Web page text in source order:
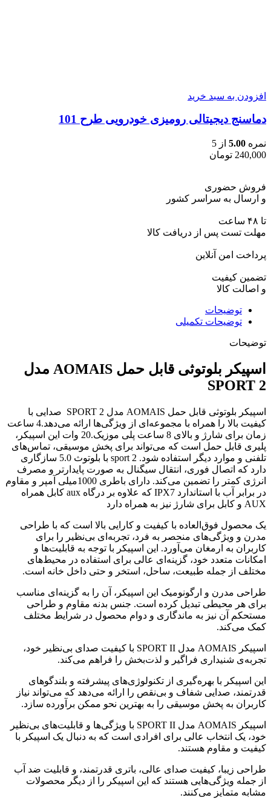
افزودن به سبد خرید
دماسنج دیجیتالی رومیزی خودرویی طرح 101
نمره 5.00 از 5
240,000 تومان
فروش حضوری
و ارسال به سراسر کشور
تا ۴۸ ساعت
مهلت تست پس از دریافت کالا
پرداخت امن آنلاین
تضمین کیفیت
و اصالت کالا
توضیحات
توضیحات تکمیلی
توضیحات
اسپیکر بلوتوثی قابل حمل AOMAIS مدل
SPORT 2
اسپیکر بلوتوثی قابل حمل AOMAIS مدل SPORT 2 صدایی با
کیفیت بالا را همراه با مجموعه‌ای از ویژگی‌ها ارائه می‌دهد.4 ساعت
زمان برای شارژ و بالای 8 ساعت پلی موزیک.20 وات این اسپیکر،
پلیری قابل حمل است که می‌تواند برای پخش موسیقی، تماس‌های
تلفنی و موارد دیگر استفاده شود. sport 2 با بلوتوث 5.0 سازگاری
دارد که اتصال فوری، انتقال سیگنال به صورت پایدارتر و مصرف
انرژی کمتر را تضمین می‌کند. دارای باطری 1000میلی آمپر و مقاوم
در برابر آب با استاندارد IPX7 که علاوه بر درگاه aux کابل همراه
AUX و کابل برای شارژ نیز به همراه دارد
یک محصول فوق‌العاده با کیفیت و کارایی بالا است که با طراحی
مدرن و ویژگی‌های منحصر به فرد، تجربه‌ای بی‌نظیر را برای
کاربران به ارمغان می‌آورد. این اسپیکر با توجه به قابلیت‌ها و
امکانات متعدد خود، گزینه‌ای عالی برای استفاده در محیط‌های
مختلف از جمله طبیعت، ساحل، استخر و حتی داخل خانه است.
طراحی مدرن و ارگونومیک این اسپیکر، آن را به گزینه‌ای مناسب
برای هر محیطی تبدیل کرده است. جنس بدنه مقاوم و طراحی
مستحکم آن نیز به ماندگاری و دوام محصول در شرایط مختلف
کمک می‌کند.
اسپیکر AOMAIS مدل SPORT II با کیفیت صدای بی‌نظیر خود،
تجربه‌ی شنیداری فراگیر و لذت‌بخش را فراهم می‌کند.
این اسپیکر با بهره‌گیری از تکنولوژی‌های پیشرفته و بلندگوهای
قدرتمند، صدایی شفاف و بی‌نقص را ارائه می‌دهد که می‌تواند نیاز
کاربران به پخش موسیقی را به بهترین نحو ممکن برآورده سازد.
اسپیکر AOMAIS مدل SPORT II با ویژگی‌ها و قابلیت‌های بی‌نظیر
خود، یک انتخاب عالی برای افرادی است که به دنبال یک اسپیکر با
کیفیت و مقاوم هستند.
طراحی زیبا، کیفیت صدای عالی، باتری قدرتمند، و قابلیت ضد آب
از جمله ویژگی‌هایی هستند که این اسپیکر را از دیگر محصولات
مشابه متمایز می‌کنند.